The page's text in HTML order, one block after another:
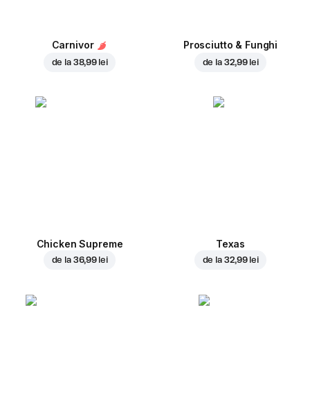
Carnivor
de la 38,99 lei
Prosciutto & Funghi
de la 32,99 lei
Chicken Supreme
de la 36,99 lei
Texas
de la 32,99 lei